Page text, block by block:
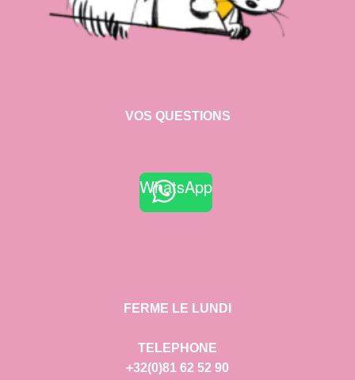
VOS QUESTIONS
WhatsApp
FERME LE LUNDI
TELEPHONE
+32(0)81 62 52 90